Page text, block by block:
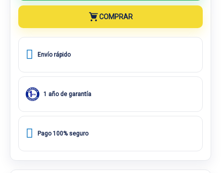
COMPRAR
Envío rápido
1 año de garantía
Pago 100% seguro